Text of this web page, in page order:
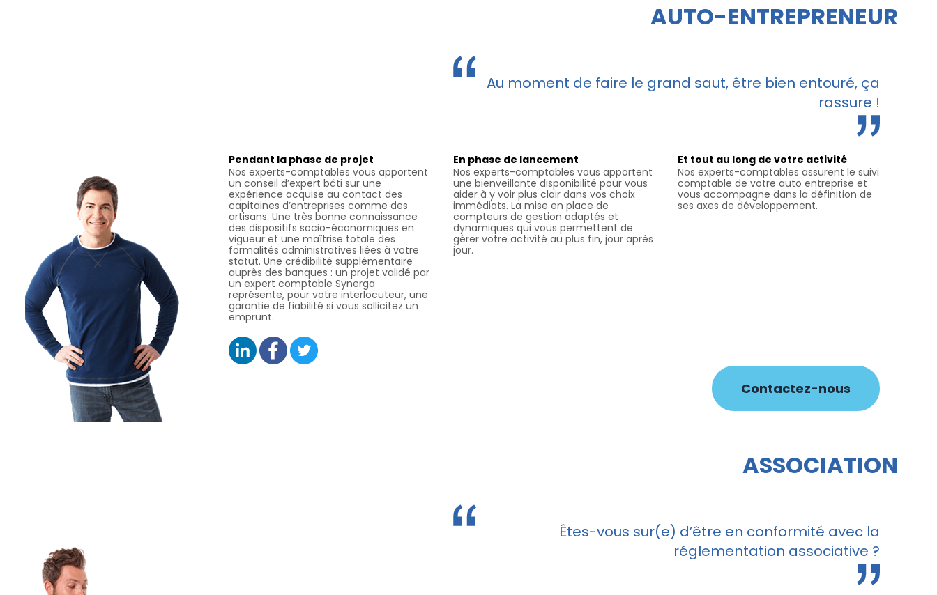
AUTO-ENTREPRENEUR
Au moment de faire le grand saut, être bien entouré, ça
rassure !
Pendant la phase de projet
Nos experts-comptables vous apportent
un conseil d’expert bâti sur une
expérience acquise au contact des
capitaines d’entreprises comme des
artisans. Une très bonne connaissance
des dispositifs socio-économiques en
vigueur et une maîtrise totale des
formalités administratives liées à votre
statut. Une crédibilité supplémentaire
auprès des banques : un projet validé par
un expert comptable Synerga
représente, pour votre interlocuteur, une
garantie de fiabilité si vous sollicitez un
emprunt.
En phase de lancement
Nos experts-comptables vous apportent
une bienveillante disponibilité pour vous
aider à y voir plus clair dans vos choix
immédiats. La mise en place de
compteurs de gestion adaptés et
dynamiques qui vous permettent de
gérer votre activité au plus fin, jour après
jour.
Et tout au long de votre activité
Nos experts-comptables assurent le suivi
comptable de votre auto entreprise et
vous accompagne dans la définition de
ses axes de développement.
Contactez-nous
ASSOCIATION
Êtes-vous sur(e) d’être en conformité avec la
réglementation associative ?